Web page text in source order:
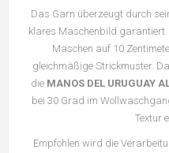
Das Garn überzeugt durch
klares Maschenbild
Maschen auf 10
gleichmäßige Strickmuster.
die MANOS DEL URUGUAY
bei 30 Grad im
Textur
Empfohlen wird die